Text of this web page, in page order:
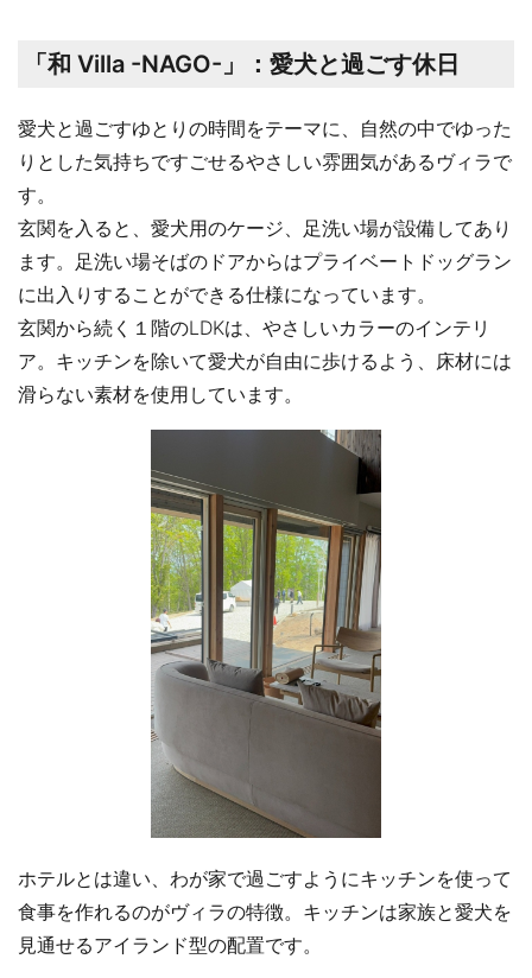
「和 Villa -NAGO-」：愛犬と過ごす休日
愛犬と過ごすゆとりの時間をテーマに、自然の中でゆった
りとした気持ちですごせるやさしい雰囲気があるヴィラで
す。
玄関を入ると、愛犬用のケージ、足洗い場が設備してあり
ます。足洗い場そばのドアからはプライベートドッグラン
に出入りすることができる仕様になっています。
玄関から続く１階のLDKは、やさしいカラーのインテリ
ア。キッチンを除いて愛犬が自由に歩けるよう、床材には
滑らない素材を使用しています。
ホテルとは違い、わが家で過ごすようにキッチンを使って
食事を作れるのがヴィラの特徴。キッチンは家族と愛犬を
見通せるアイランド型の配置です。